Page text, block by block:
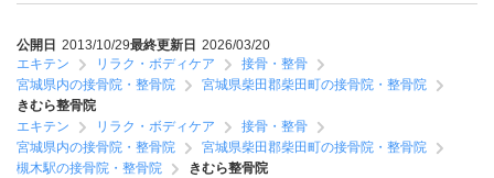
公開日 2013/10/29最終更新日 2026/03/20
エキテン
リラク・ボディケア
接骨・整骨
宮城県内の接骨院・整骨院
宮城県柴田郡柴田町の接骨院・整骨院
きむら整骨院
エキテン
リラク・ボディケア
接骨・整骨
宮城県内の接骨院・整骨院
宮城県柴田郡柴田町の接骨院・整骨院
槻木駅の接骨院・整骨院
きむら整骨院